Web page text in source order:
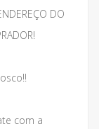
DO
com a